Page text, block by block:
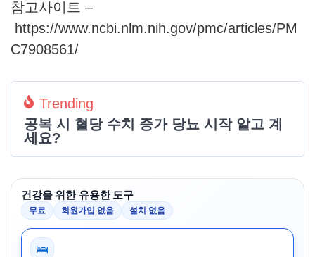
참고사이트 –
https://www.ncbi.nlm.nih.gov/pmc/articles/PM
C7908561/
Trending
공복 시 혈당 수치 증가 당뇨 시작 알고 계
세요?
건강을 위한 유용한 도구
무료 회원가입 없음 설치 없음
🛌